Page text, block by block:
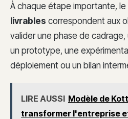
À chaque étape importante, le
livrables correspondent aux
valider une phase de
un prototype, une
déploiement ou un bilan
LIRE AUSSI Modèle de
transformer l'entreprise